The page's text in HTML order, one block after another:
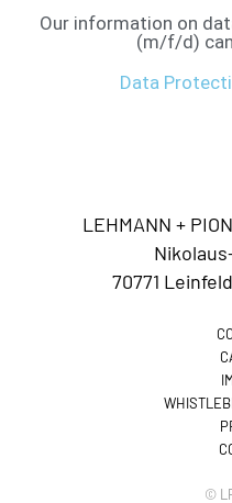
Our information on
(m/f/d)
Data
LEHMANN +
70771
©